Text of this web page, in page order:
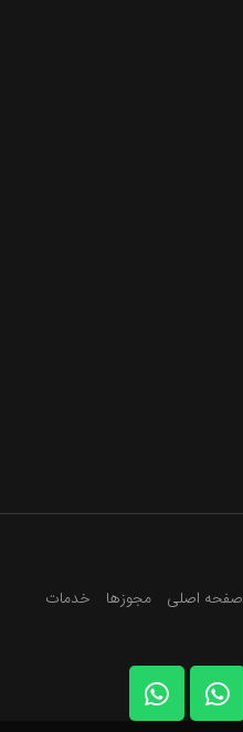
صفحه اصلی مجوزها خدمات